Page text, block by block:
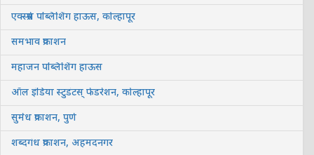
एक्स्प्रेस पब्लिशिंग हाऊस, कोल्हापूर
समभाव प्रकाशन
महाजन पब्लिशिंग हाऊस
ऑल इंडिया स्टुडंटस् फेडरेशन, कोल्हापूर
सुमेध प्रकाशन, पुणे
शब्दगंध प्रकाशन, अहमदनगर